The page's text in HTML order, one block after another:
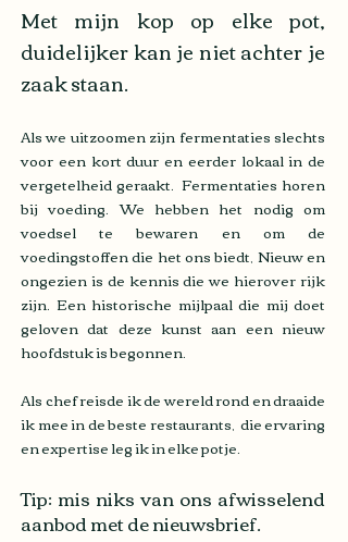
Met mijn kop op elke pot,
duidelijker kan je niet achter je
zaak staan.
Als we uitzoomen zijn fermentaties slechts
voor een kort duur en eerder lokaal in de
vergetelheid geraakt. Fermentaties horen
bij voeding. We hebben het nodig om
voedsel te bewaren en om de
voedingstoffen die het ons biedt, Nieuw en
ongezien is de kennis die we hierover rijk
zijn. Een historische mijlpaal die mij doet
geloven dat deze kunst aan een nieuw
hoofdstuk is begonnen.
Als chef reisde ik de wereld rond en draaide
ik mee in de beste restaurants, die ervaring
en expertise leg ik in elke potje.
Tip: mis niks van ons afwisselend
aanbod met de nieuwsbrief.